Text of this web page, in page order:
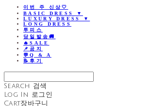
이번 주 신상🤍
BASIC DRESS ▼
LUXURY DRESS ▼
LONG DRESS
투피스
당일발송🚚
🔥SALE
📌공지
💬Q & A
📝후기
Search 검색
Log In 로그인
Cart장바구니